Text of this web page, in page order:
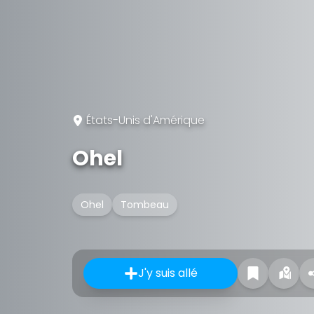
États-Unis d'Amérique
Ohel
Ohel Tombeau
J'y suis allé